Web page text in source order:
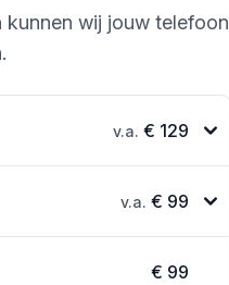
kunnen wij jouw telefoon
v.a. € 129
v.a. € 99
€ 99